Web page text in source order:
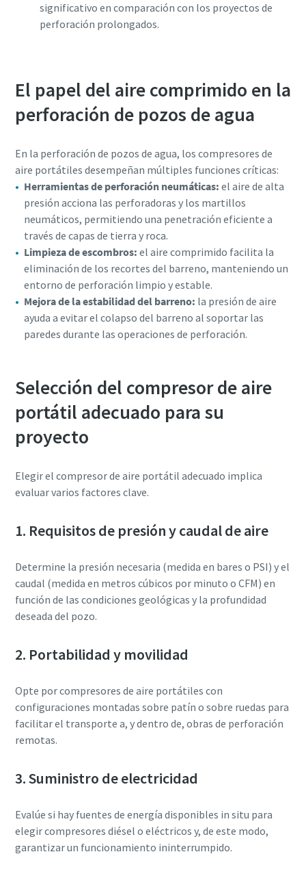
significativo en comparación con los proyectos de
perforación prolongados.
El papel del aire comprimido en la
perforación de pozos de agua
En la perforación de pozos de agua, los compresores de
aire portátiles desempeñan múltiples funciones críticas:
Herramientas de perforación neumáticas: el aire de alta
presión acciona las perforadoras y los martillos
neumáticos, permitiendo una penetración eficiente a
través de capas de tierra y roca.
Limpieza de escombros: el aire comprimido facilita la
eliminación de los recortes del barreno, manteniendo un
entorno de perforación limpio y estable.
Mejora de la estabilidad del barreno: la presión de aire
ayuda a evitar el colapso del barreno al soportar las
paredes durante las operaciones de perforación.
Selección del compresor de aire
portátil adecuado para su
proyecto
Elegir el compresor de aire portátil adecuado implica
evaluar varios factores clave.
1. Requisitos de presión y caudal de aire
Determine la presión necesaria (medida en bares o PSI) y el
caudal (medida en metros cúbicos por minuto o CFM) en
función de las condiciones geológicas y la profundidad
deseada del pozo.
2. Portabilidad y movilidad
Opte por compresores de aire portátiles con
configuraciones montadas sobre patín o sobre ruedas para
facilitar el transporte a, y dentro de, obras de perforación
remotas.
3. Suministro de electricidad
Evalúe si hay fuentes de energía disponibles in situ para
elegir compresores diésel o eléctricos y, de este modo,
garantizar un funcionamiento ininterrumpido.